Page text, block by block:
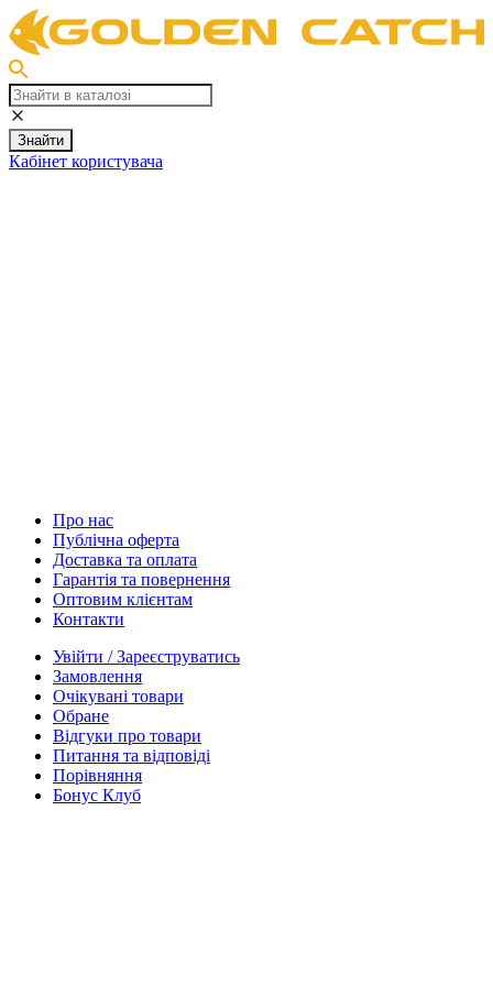
Знайти
Кабінет користувача
Про нас
Публічна оферта
Доставка та оплата
Гарантія та повернення
Оптовим клієнтам
Контакти
Увійти / Зареєструватись
Замовлення
Очікувані товари
Обране
Відгуки про товари
Питання та відповіді
Порівняння
Бонус Клуб